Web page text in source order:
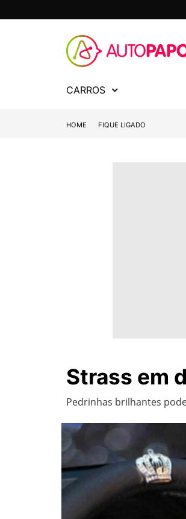
CARROS
HOME FIQUE LIGADO
Strass em
Pedrinhas brilhantes